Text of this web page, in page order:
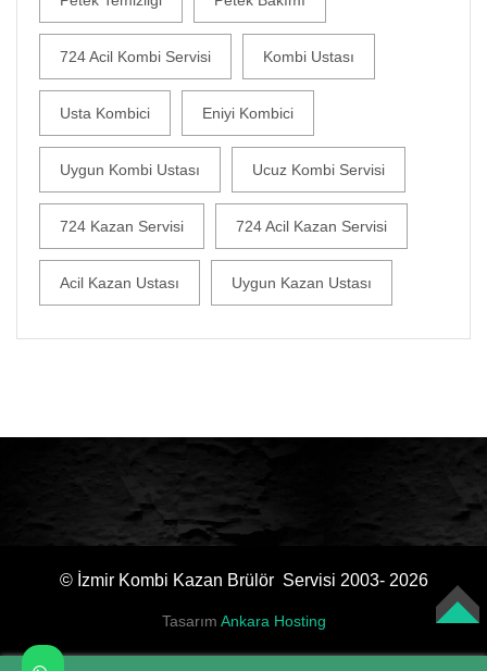
724 Acil Kombi Servisi Kombi Ustası
Usta Kombici Eniyi Kombici
Uygun Kombi Ustası Ucuz Kombi Servisi
724 Kazan Servisi 724 Acil Kazan Servisi
Acil Kazan Ustası Uygun Kazan Ustası
© İzmir Kombi Kazan Brülör Servisi 2003- 2026
Tasarım Ankara Hosting TOP